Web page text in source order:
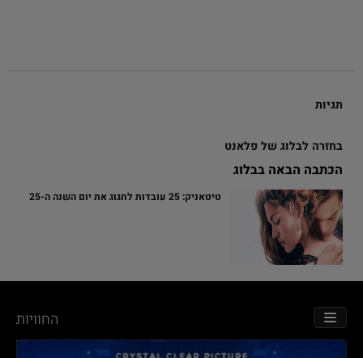
תגיות
בחזרה לבלוג של פלאנט
הכתבה הבאה בבלוג
טיטאניק: 25 עובדות לחגוג את יום השנה ה-25
החוויות TOGGLE NAVIGATION